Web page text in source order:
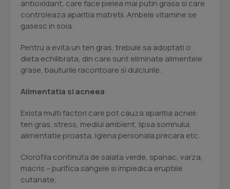
antioxidant, care face pielea mai putin grasa si care
controleaza aparitia matretii. Ambele vitamine se
gasesc in soia.
Pentru a evita un ten gras, trebuie sa adoptati o
dieta echilibrata, din care sunt eliminate alimentele
grase, bauturile racoritoare si dulciurile.
Alimentatia si acneea
Exista multi factori care pot cauza aparitia acneii:
ten gras, stress, mediul ambient, lipsa somnului,
alimentatie proasta, igiena personala precara etc.
Clorofila continuta de salata verde, spanac, varza,
macris – purifica sangele si impiedica eruptiile
cutanate.